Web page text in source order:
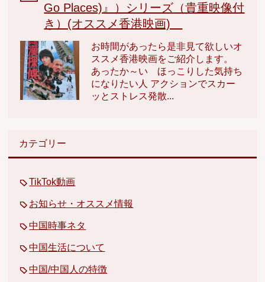
Go Places)』）シリーズ（貴重映像付
き）(オススメ香港映画)
お時間があったら是非見て欲しいオ
ススメ香港映画をご紹介します。
あったか～い ほっこりした気持ち
になりたい人 アクションでスカー
ッとストレス発散...
カテゴリー
TikTok動画
お知らせ・オススメ情報
中国時事ネタ
中国生活について
中国/中国人の特徴